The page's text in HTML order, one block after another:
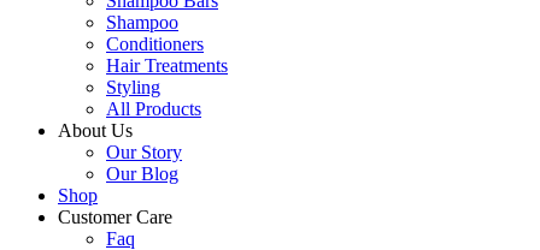
Shampoo
Conditioners
Hair Treatments
Styling
All Products
About Us
Our Story
Our Blog
Shop
Customer Care
Faq